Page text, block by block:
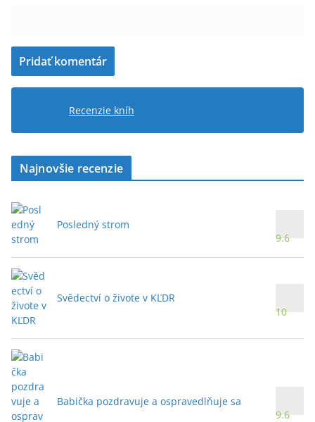
Recenzie kníh
Najnovšie recenzie
Posledný strom
9.6
Svědectví o živote v KĽDR
10
Babička pozdravuje a ospravedlňuje sa
9.6